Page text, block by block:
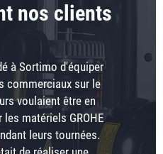
nos clients
à Sortimo d'équiper
commerciaux sur le
voulaient être en
matériels GROHE
leurs tournées.